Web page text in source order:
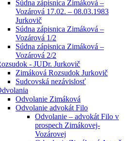
Súdna zápisnica Zimáková –
Vozárová 17.02. – 08.03.1983
Jurkovič
Súdna zápisnica Zimáková –
Vozárová 1/2
Súdna zápisnica Zimáková –
Vozárová 2/2
- JUDr. Jurkovič
Zimáková Rozsudok Jurkovič
Sudcovská nezávislosť
Odvolanie Zimáková
Odvolanie advokát Filo
Odvolanie – advokát Filo v
prospech Zimákovej-
Vozárovej